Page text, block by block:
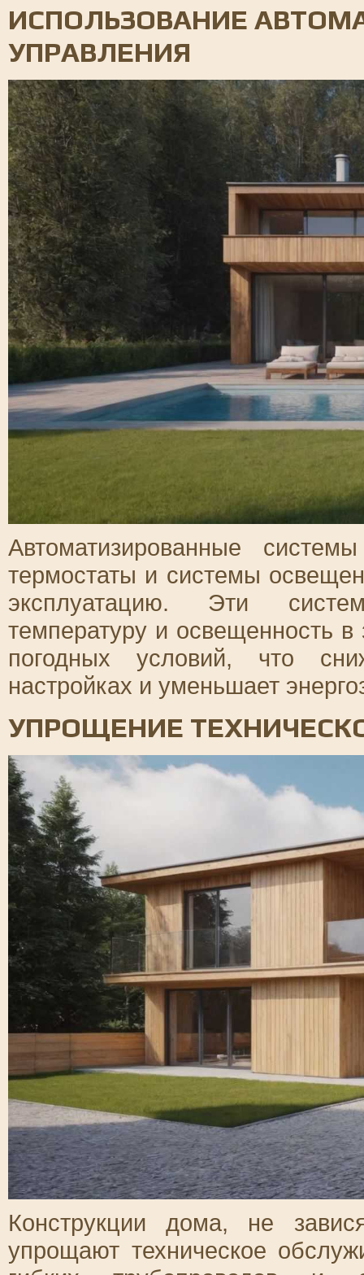
ИСПОЛЬЗОВАНИЕ
УПРАВЛЕНИЯ
Автоматизированные
термостаты и системы
эксплуатацию. Эти
температуру и освещенность
погодных условий, что
настройках и уменьшает
УПРОЩЕНИЕ
Конструкции дома, не
упрощают техническое